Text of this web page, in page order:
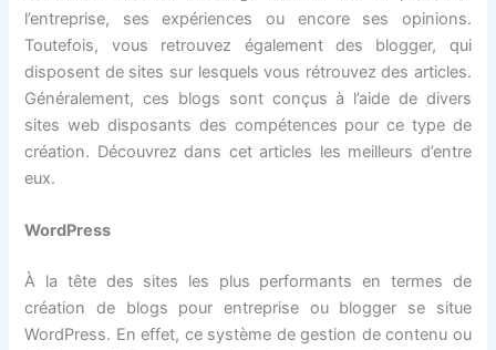
l’entreprise, ses expériences ou encore ses opinions.
Toutefois, vous retrouvez également des blogger, qui
disposent de sites sur lesquels vous rétrouvez des articles.
Généralement, ces blogs sont conçus à l’aide de divers
sites web disposants des compétences pour ce type de
création. Découvrez dans cet articles les meilleurs d’entre
eux.
WordPress
À la tête des sites les plus performants en termes de
création de blogs pour entreprise ou blogger se situe
WordPress. En effet, ce système de gestion de contenu ou